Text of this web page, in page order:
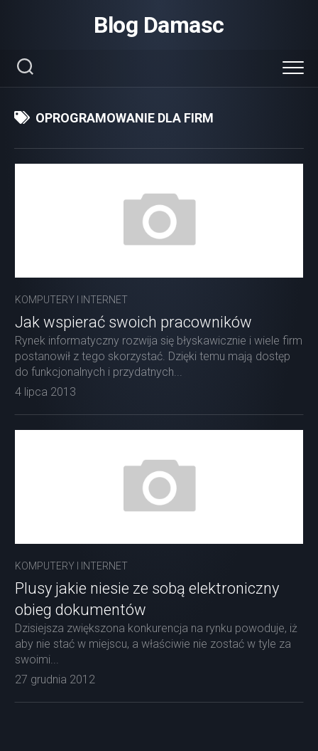
Blog Damasc
OPROGRAMOWANIE DLA FIRM
KOMPUTERY I INTERNET
Jak wspierać swoich pracowników
Rynek informatyczny rozwija się błyskawicznie i wiele firm
postanowił z tego skorzystać. Dzięki temu mają dostęp
do funkcjonalnych i przydatnych...
4 lipca 2013
KOMPUTERY I INTERNET
Plusy jakie niesie ze sobą elektroniczny
obieg dokumentów
Dzisiejsza zwiększona konkurencja na rynku powoduje, iż
aby nie stać w miejscu, a właściwie nie zostać w tyle za
swoimi...
27 grudnia 2012